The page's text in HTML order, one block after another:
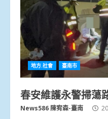
地方.社會 臺南市
春安維護永警掃蕩
News586 陳宥森-臺南